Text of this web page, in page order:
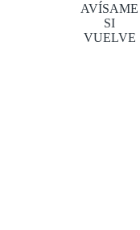
AVÍSAME
SI
VUELVE